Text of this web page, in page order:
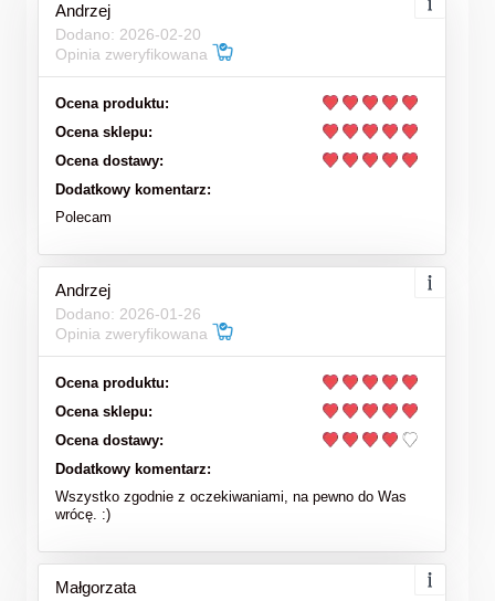
Andrzej
Dodano: 2026-02-20
Opinia zweryfikowana
Ocena produktu:
Ocena sklepu:
Ocena dostawy:
Dodatkowy komentarz:
Polecam
Andrzej
Dodano: 2026-01-26
Opinia zweryfikowana
Ocena produktu:
Ocena sklepu:
Ocena dostawy:
Dodatkowy komentarz:
Wszystko zgodnie z oczekiwaniami, na pewno do Was
wrócę. :)
Małgorzata